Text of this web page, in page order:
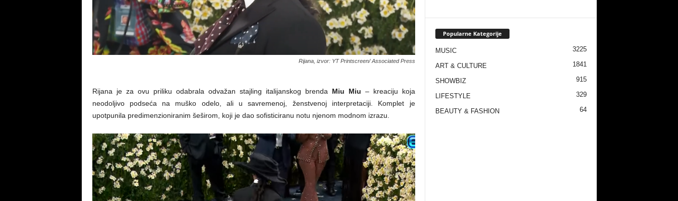
Rijana, izvor: YT Printscreen/ Associated Press
Rijana je za ovu priliku odabrala odvažan stajling italijanskog brenda Miu Miu – kreaciju koja
neodoljivo podseća na muško odelo, ali u savremenoj, ženstvenoj interpretaciji. Komplet je
upotpunila predimenzioniranim šeširom, koji je dao sofisticiranu notu njenom modnom izrazu.
Popularne Kategorije
MUSIC 3225
ART & CULTURE 1841
SHOWBIZ 915
LIFESTYLE 329
BEAUTY & FASHION 64